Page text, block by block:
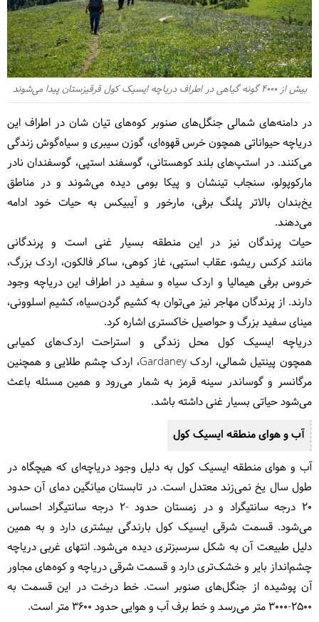
بیش از 4000 گونه گیاهی در اطراف دریاچه ایسیک کول قرقیزستان پیدا می‌شوند
در دامنه‌های شمالی جنگل‌های صنوبر کوه‌های تیان شان در اطراف این
دریاچه حیواناتی همچون خرس قهوه‌ای، گوزن سیبری و سیاه‌گوش زندگی
می‌کنند. در استپ‌های بلند کوهستانی، گوسفند استپی، گوسفندان نادر
مارکوپولو، سنجاب تینشان و پیکا بومی دیده می‌شوند و در مناطق
یخ‌بندان بالاتر پلنگ برفی، مارخور و آیبیکس به حیات خود ادامه
می‌دهند.
حیات پرندگان نیز در این منطقه بسیار غنی است و پرندگانی
مانند کرکس ریشو، عقاب استپی، غاز کوهی، ساکر فالکون، اردک بزرگ،
خروس برفی هیمالیا و اردک سیاه و سفید در اطراف این دریاچه وجود
دارند. از پرندگان مهاجر نیز می‌توان به کشیم گردن‌سیاه، کشیم اسلوونی،
مینای سفید بزرگ و حواصیل خاکستری اشاره کرد.
دریاچه ایسیک کول محل زندگی و استراحت اردک‌های کمیابی
همچون پینتیل شمالی، اردک Gardaney، اردک چشم طلایی و همچنین
مرگانسر و گوساندر سینه قرمز به شمار می‌رود و همین مسئله باعث
می‌شود حیاتی بسیار غنی داشته باشد.
آب و هوای منطقه ایسیک کول
آب و هوای منطقه ایسیک کول به دلیل وجود دریاچه‌ای که هیچگاه در
طول سال یخ نمی‌زند معتدل است. در تابستان میانگین دمای آن حدود
20 درجه سانتیگراد و در زمستان حدود -2 درجه سانتیگراد احساس
می‌شود. قسمت شرقی ایسیک کول بارندگی بیشتری دارد و به همین
دلیل طبیعت آن به شکل سرسبزتری دیده می‌شود. انتهای غربی دریاچه
چشم‌انداز بایر و خشک‌تری دارد و قسمت شرقی دریاچه و کوه‌های مجاور
آن پوشیده از جنگل‌های صنوبر است. خط درخت در این قسمت به
2500-3000 متر می‌رسد و خط برف آب و هوایی حدود 3600 متر است.